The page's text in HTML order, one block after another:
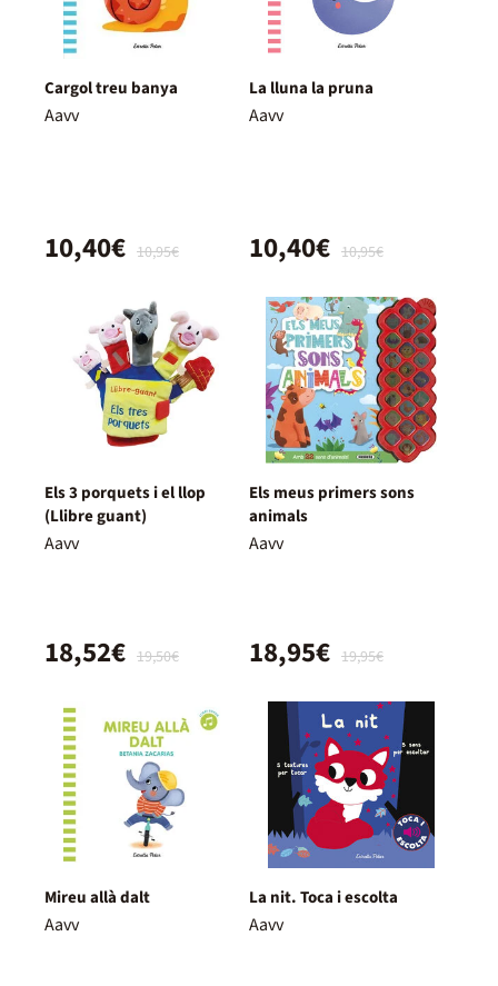
Cargol treu banya
Aavv
10,95€
10,40€
La lluna la pruna
Aavv
10,95€
10,40€
Els 3 porquets i el llop
(Llibre guant)
Aavv
19,50€
18,52€
Els meus primers sons
animals
Aavv
19,95€
18,95€
Mireu allà dalt
Aavv
La nit. Toca i escolta
Aavv